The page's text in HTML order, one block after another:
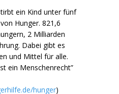
ein Kind unter fünf
Hunger. 821,6
2 Milliarden
Dabei gibt es
und Mittel für alle.
ein Menschenrecht”
hunger)